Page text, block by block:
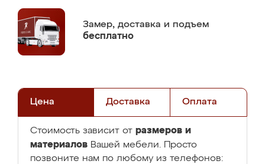
Замер, доставка и подъем
бесплатно
Цена Доставка Оплата
Стоимость зависит от размеров и
материалов Вашей мебели. Просто
позвоните нам по любому из телефонов: